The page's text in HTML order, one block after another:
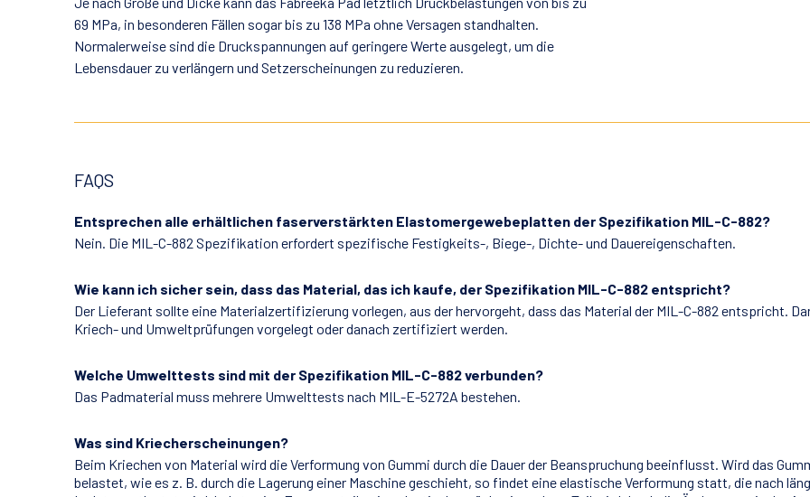
69 MPa, in besonderen Fällen sogar bis zu 138 MPa ohne Versagen standhalten.
Normalerweise sind die Druckspannungen auf geringere Werte ausgelegt, um die
Lebensdauer zu verlängern und Setzerscheinungen zu reduzieren.
FAQS
Entsprechen alle erhältlichen faserverstärkten Elastomergewebeplatten der Spezifikation MIL-C-882?
Nein. Die MIL-C-882 Spezifikation erfordert spezifische Festigkeits-, Biege-, Dichte- und Dauereigenschaften.
Wie kann ich sicher sein, dass das Material, das ich kaufe, der Spezifikation MIL-C-882 entspricht?
Der Lieferant sollte eine Materialzertifizierung vorlegen, aus der hervorgeht, dass das Material der MIL-C-882 entspricht.
Kriech- und Umweltprüfungen vorgelegt oder danach zertifiziert werden.
Welche Umwelttests sind mit der Spezifikation MIL-C-882 verbunden?
Das Padmaterial muss mehrere Umwelttests nach MIL-E-5272A bestehen.
Was sind Kriecherscheinungen?
Beim Kriechen von Material wird die Verformung von Gummi durch die Dauer der Beanspruchung beeinflusst. Wird das
belastet, wie es z. B. durch die Lagerung einer Maschine geschieht, so findet eine elastische Verformung statt, die nach